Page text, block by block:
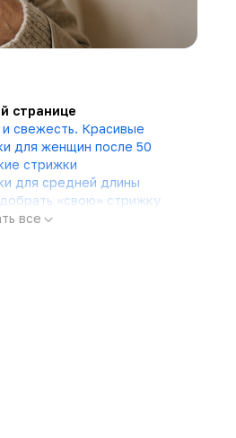
странице
свежесть. Красивые
для женщин после 50
стрижки
для средней длины
«свою» стрижку
все